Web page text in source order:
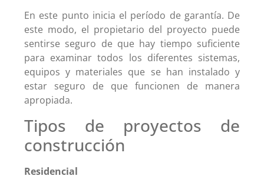
En este punto inicia el período de garantía. De
este modo, el propietario del proyecto puede
sentirse seguro de que hay tiempo suficiente
para examinar todos los diferentes sistemas,
equipos y materiales que se han instalado y
estar seguro de que funcionen de manera
apropiada.
Tipos de proyectos de
construcción
Residencial